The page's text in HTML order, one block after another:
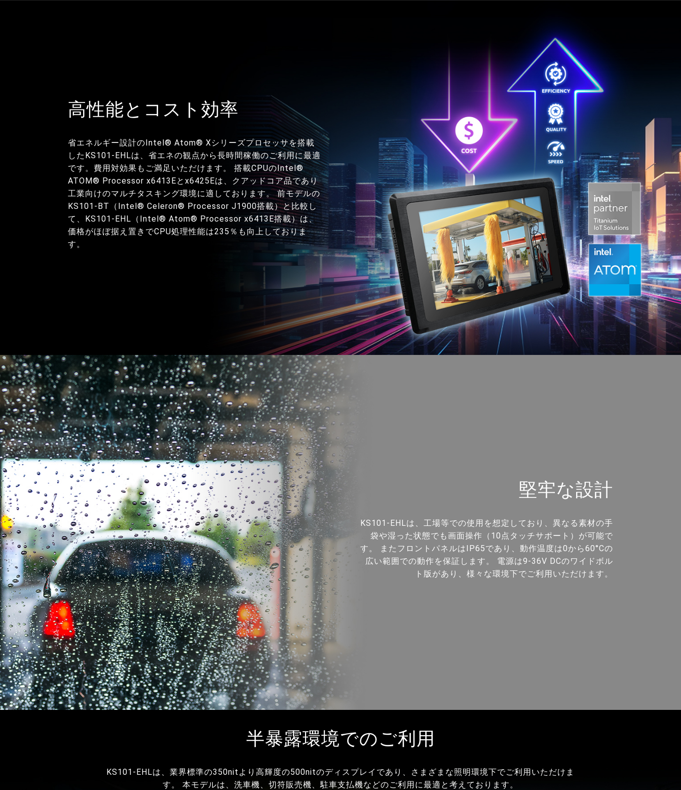
高性能とコスト効率
省エネルギー設計のIntel® Atom® Xシリーズプロセッサを搭載
したKS101-EHLは、省エネの観点から長時間稼働のご利用に最適
です。費用対効果もご満足いただけます。 搭載CPUのIntel®
ATOM® Processor x6413Eとx6425Eは、クアッドコア品であり
工業向けのマルチタスキング環境に適しております。 前モデルの
KS101-BT（Intel® Celeron® Processor J1900搭載）と比較し
て、KS101-EHL（Intel® Atom® Processor x6413E搭載）は、
価格がほぼ据え置きでCPU処理性能は235％も向上しておりま
す。
堅牢な設計
KS101-EHLは、工場等での使用を想定しており、異なる素材の手
袋や湿った状態でも画面操作（10点タッチサポート）が可能で
す。 またフロントパネルはIP65であり、動作温度は0から60°Cの
広い範囲での動作を保証します。 電源は9-36V DCのワイドボル
ト版があり、様々な環境下でご利用いただけます。
半暴露環境でのご利用
KS101-EHLは、業界標準の350nitより高輝度の500nitのディスプレイであり、さまざまな照明環境下でご利用いただけま
す。 本モデルは、洗車機、切符販売機、駐車支払機などのご利用に最適と考えております。